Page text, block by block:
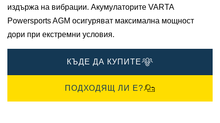
издържа на вибрации. Акумулаторите VARTA
Powersports AGM осигуряват максимална мощност
дори при екстремни условия.
КЪДЕ ДА КУПИТЕ
ПОДХОДЯЩ ЛИ Е?